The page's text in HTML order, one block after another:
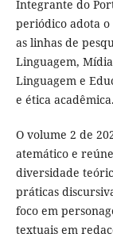
Integrante do
periódico adota o
as linhas de
Linguagem,
Linguagem e
e ética acadêmica.
O volume 2 de
atemático e
diversidade
práticas
foco em
textuais em